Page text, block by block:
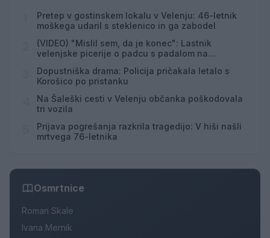
Pretep v gostinskem lokalu v Velenju: 46-letnik
moškega udaril s steklenico in ga zabodel
(VIDEO) "Mislil sem, da je konec": Lastnik
velenjske picerije o padcu s padalom na
Dopustniška drama: Policija pričakala letalo s
Korošico po pristanku
Na Šaleški cesti v Velenju občanka poškodovala
tri vozila
Prijava pogrešanja razkrila tragedijo: V hiši našli
mrtvega 76-letnika
Osmrtnice
Roman Skale
Ivana Mernik